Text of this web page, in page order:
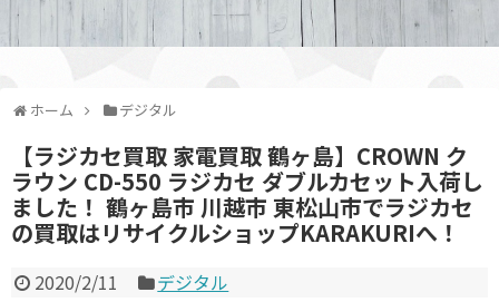
ホーム デジタル
【ラジカセ買取 家電買取 鶴ヶ島】CROWN ク
ラウン CD-550 ラジカセ ダブルカセット入荷し
ました！ 鶴ヶ島市 川越市 東松山市でラジカセ
の買取はリサイクルショップKARAKURIへ！
2020/2/11 デジタル